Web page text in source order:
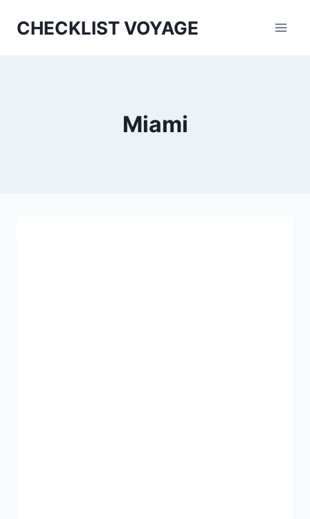
CHECKLIST VOYAGE
Miami